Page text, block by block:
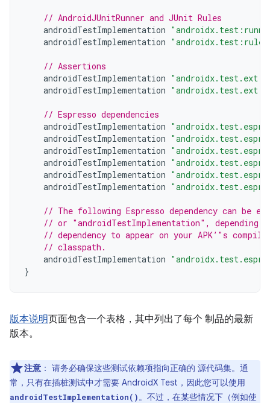
// AndroidJUnitRunner and JUnit Rules
androidTestImplementation
androidTestImplementation
// Assertions
androidTestImplementation
androidTestImplementation
// Espresso dependencies
androidTestImplementation
androidTestImplementation
androidTestImplementation
androidTestImplementation
androidTestImplementation
androidTestImplementation
// The following Espresso dependency can be
// or "androidTestImplementation", depending
// dependency to appear on your APK’"s
// classpath.
androidTestImplementation
}
版本说明页面包含一个表格，其中列出了每个 制品的最新
版本。
注意 ： 请务必确保这些测试依赖项指向正确的 源代码集。通
常，只有在插桩测试中才需要 AndroidX Test，因此您可以使用
androidTestImplementation()。不过，在某些情况下（例如使